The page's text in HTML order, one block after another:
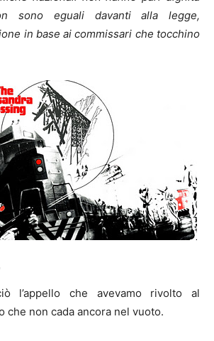
sono eguali davanti alla legge,
in base ai commissari che tocchino
l’appello che avevamo rivolto al
che non cada ancora nel vuoto.